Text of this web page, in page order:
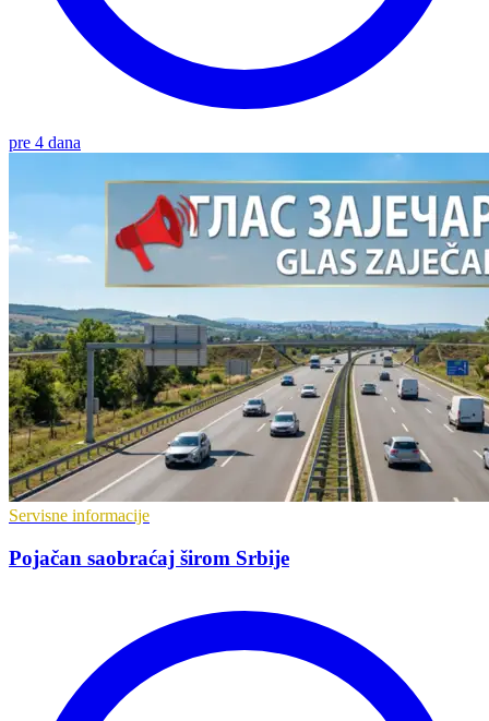
pre 4 dana
Servisne informacije
Pojačan saobraćaj širom Srbije